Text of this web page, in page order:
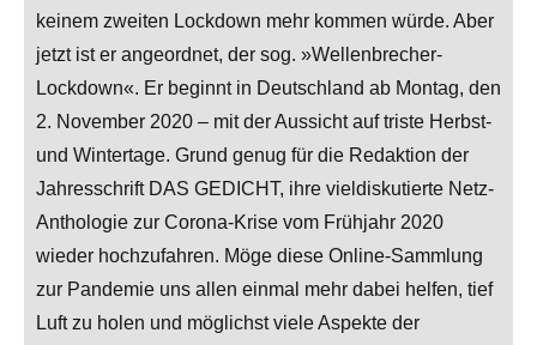
keinem zweiten Lockdown mehr kommen würde. Aber
jetzt ist er angeordnet, der sog. »Wellenbrecher-
Lockdown«. Er beginnt in Deutschland ab Montag, den
2. November 2020 – mit der Aussicht auf triste Herbst-
und Wintertage. Grund genug für die Redaktion der
Jahresschrift DAS GEDICHT, ihre vieldiskutierte Netz-
Anthologie zur Corona-Krise vom Frühjahr 2020
wieder hochzufahren. Möge diese Online-Sammlung
zur Pandemie uns allen einmal mehr dabei helfen, tief
Luft zu holen und möglichst viele Aspekte der